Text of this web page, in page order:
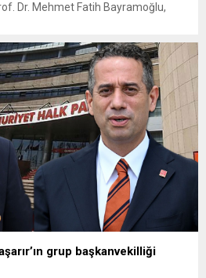
Dr. Mehmet Fatih Bayramoğlu,
karşılamaktan uzak
yeniden değerlendirilmesi
grup başkanvekilliği